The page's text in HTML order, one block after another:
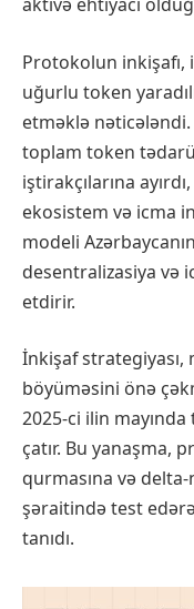
Protokolun
uğurlu token
etməklə nəticələndi.
toplam token
iştirakçılarına
ekosistem və icma
modeli
desentralizasiya və
etdirir.
İnkişaf
böyüməsini önə
2025-ci ilin
çatır. Bu yanaşma,
qurmasına və
şəraitində test
tanıdı.